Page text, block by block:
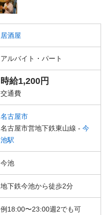
居酒屋
アルバイト・パート
時給1,200円
交通費
名古屋市
名古屋市営地下鉄東山線 - 今
池駅
今池
地下鉄今池から徒歩2分
例18:00〜23:00週2でも可